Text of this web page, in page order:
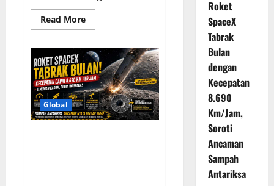
Read MoreRead
more
Ungkap
Rumus
Bernegara:
Cintai
Rakyat
dan
Gunakan
Akal
Sehat
Global
Roket
SpaceX
Tabrak
Bulan
dengan
Kecepatan
8.690
Km/Jam,
Soroti
Ancaman
Sampah
Antariksa